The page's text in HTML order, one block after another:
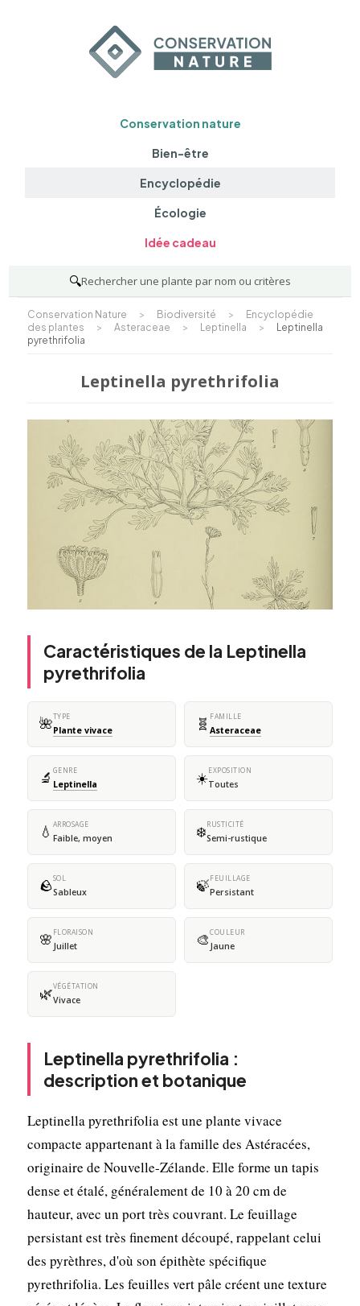
Conservation nature
Bien-être
Encyclopédie
Écologie
Idée cadeau
🔍Rechercher une plante par nom ou critères
Conservation Nature > Biodiversité >
Encyclopédie
des plantes
> Asteraceae > Leptinella >
Leptinella
pyrethrifolia
Leptinella pyrethrifolia
Caractéristiques de la Leptinella
pyrethrifolia
🌺TYPE
Plante vivace 🧬 FAMILLE
Asteraceae
🔬 GENRE
Leptinella ☀️EXPOSITION
Toutes
💧 ARROSAGE
Faible, moyen ❄️RUSTICITÉ
Semi-rustique
🪨SOL
Sableux 🍃FEUILLAGE
Persistant
🌸 FLORAISON
Juillet 🎨COULEUR
Jaune
🌿VÉGÉTATION
Vivace
Leptinella pyrethrifolia :
description et botanique
Leptinella pyrethrifolia est une plante vivace
compacte appartenant à la famille des Astéracées,
originaire de Nouvelle-Zélande. Elle forme un tapis
dense et étalé, généralement de 10 à 20 cm de
hauteur, avec un port très couvrant. Le feuillage
persistant est très finement découpé, rappelant celui
des pyrèthres, d'où son épithète spécifique
pyrethrifolia. Les feuilles vert pâle créent une texture